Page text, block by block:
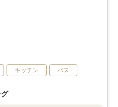
キッチン バス